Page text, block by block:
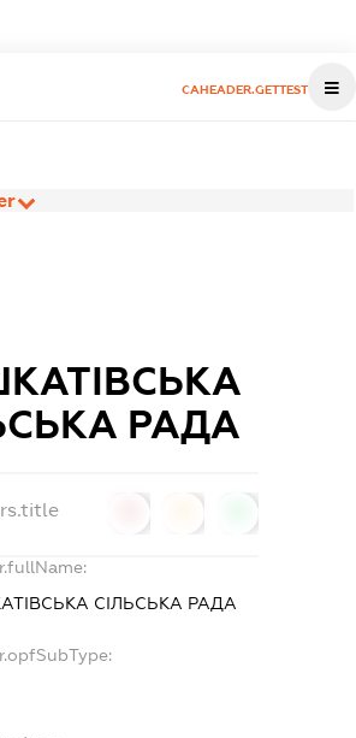
CAHEADER.GETTEST
РАДА
СІЛЬСЬКА РАДА